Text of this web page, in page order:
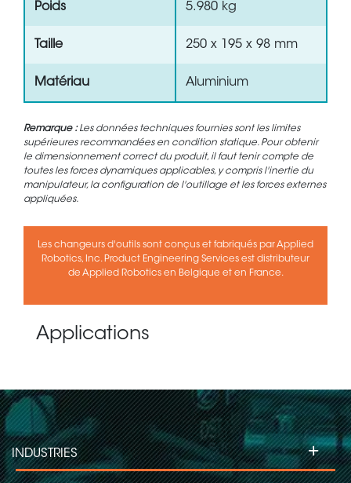
Poids 5.980 kg
Taille 250 x 195 x 98 mm
Matériau Aluminium
Remarque :Les données techniques fournies sont les limites
supérieures recommandées en condition statique. Pour obtenir
le dimensionnement correct du produit, il faut tenir compte de
toutes les forces dynamiques applicables, y compris l'inertie du
manipulateur, la configuration de l'outillage et les forces externes
appliquées.
Les changeurs d'outils sont conçus et fabriqués par Applied
Robotics, Inc. Product Engineering Services est distributeur
de Applied Robotics en Belgique et en France.
Applications
INDUSTRIES +